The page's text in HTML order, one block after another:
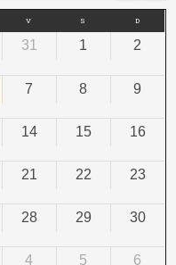
V S D
31 1 2
7 8 9
14 15 16
21 22 23
28 29 30
4 5 6